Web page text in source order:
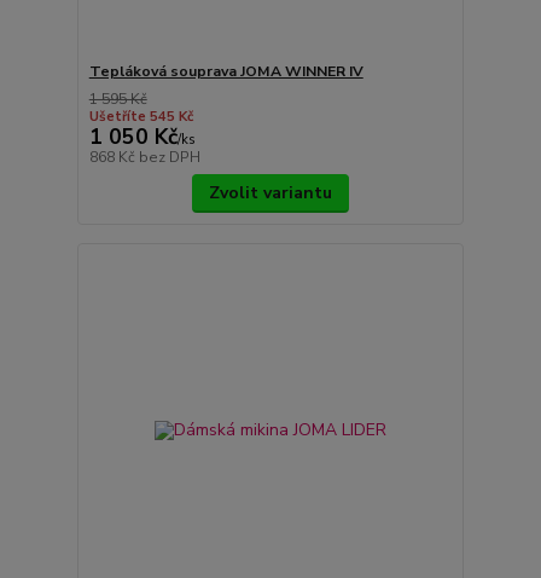
Tepláková souprava JOMA WINNER IV
1 595 Kč
Ušetříte 545 Kč
1 050 Kč/ks
868 Kč bez DPH
Zvolit variantu